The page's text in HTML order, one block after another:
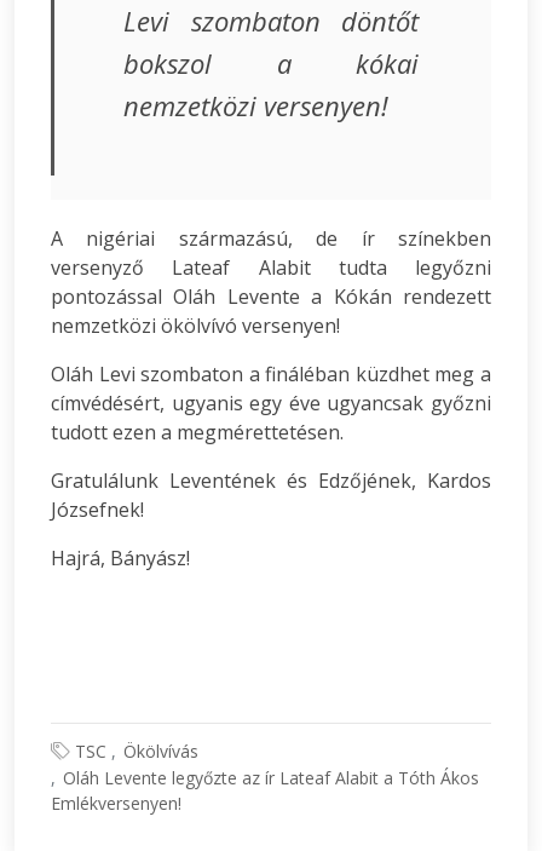
Levi szombaton döntőt
bokszol a kókai
nemzetközi versenyen!
A nigériai származású, de ír színekben
versenyző Lateaf Alabit tudta legyőzni
pontozással Oláh Levente a Kókán rendezett
nemzetközi ökölvívó versenyen!
Oláh Levi szombaton a fináléban küzdhet meg a
címvédésért, ugyanis egy éve ugyancsak győzni
tudott ezen a megmérettetésen.
Gratulálunk Leventének és Edzőjének, Kardos
Józsefnek!
Hajrá, Bányász!
TSC
Ökölvívás
Oláh Levente legyőzte az ír Lateaf Alabit a Tóth Ákos
Emlékversenyen!